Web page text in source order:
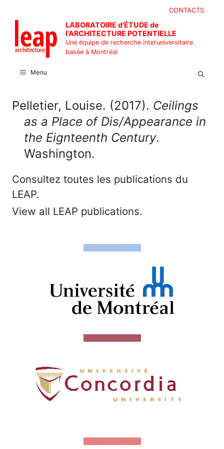
contenu
CONTACTS
LABORATOIRE d'ÉTUDE de
l'ARCHITECTURE POTENTIELLE
Une équipe de recherche interuniversitaire
basée à Montréal
Menu
Pelletier, Louise. (2017). Ceilings
as a Place of Dis/Appearance in
the Eignteenth Century.
Washington.
Consultez toutes les publications du
LEAP.
View all LEAP publications.